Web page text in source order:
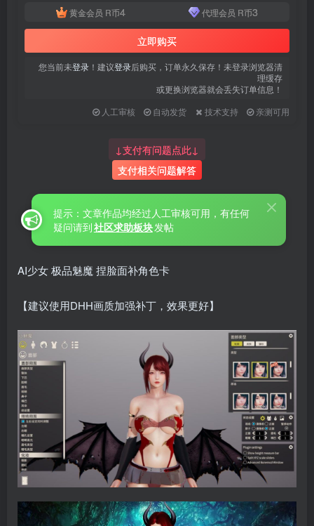
黄金会员 R币4 代理会员 R币3
立即购买
您当前未登录 ！建议登录后购买，订单永久保存！未登录浏览器清
理缓存
或更换浏览器就会丢失订单信息！
人工审核
自动发货 技术支持 亲测可用
↓支付有问题点此↓
支付相关问题解答
提示：文章作品均经过人工审核可用，有任何
疑问请到社区求助板块发帖
AI少女 极品魅魔 捏脸面补角色卡
【建议使用DHH画质加强补丁，效果更好】